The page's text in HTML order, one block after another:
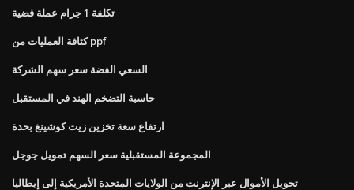
تكلفة 1 جرام عملة فضية
كثافة العمليات من ppf
السعي الفضة سعر سهم الشركة
حاسبة التضخم الهند في المستقبل
ارتفاع سعة تخزين زيت كوشينغ بحدة
المجموعة المستقبلية سعر السهم تمويل جوجل
تحويل الأموال عبر الإنترنت من الولايات المتحدة الأمريكية إلى إيطاليا